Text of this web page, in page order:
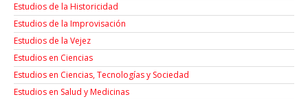
Estudios de la Historicidad
Estudios de la Improvisación
Estudios de la Vejez
Estudios en Ciencias
Estudios en Ciencias, Tecnologías y Sociedad
Estudios en Salud y Medicinas